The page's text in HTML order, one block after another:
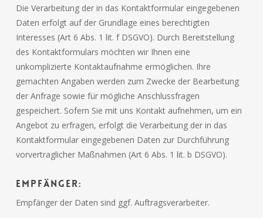
Die Verarbeitung der in das Kontaktformular eingegebenen
Daten erfolgt auf der Grundlage eines berechtigten
Interesses (Art 6 Abs. 1 lit. f DSGVO). Durch Bereitstellung
des Kontaktformulars möchten wir Ihnen eine
unkomplizierte Kontaktaufnahme ermöglichen. Ihre
gemachten Angaben werden zum Zwecke der Bearbeitung
der Anfrage sowie für mögliche Anschlussfragen
gespeichert. Sofern Sie mit uns Kontakt aufnehmen, um ein
Angebot zu erfragen, erfolgt die Verarbeitung der in das
Kontaktformular eingegebenen Daten zur Durchführung
vorvertraglicher Maßnahmen (Art 6 Abs. 1 lit. b DSGVO).
Empfänger:
Empfänger der Daten sind ggf. Auftragsverarbeiter.